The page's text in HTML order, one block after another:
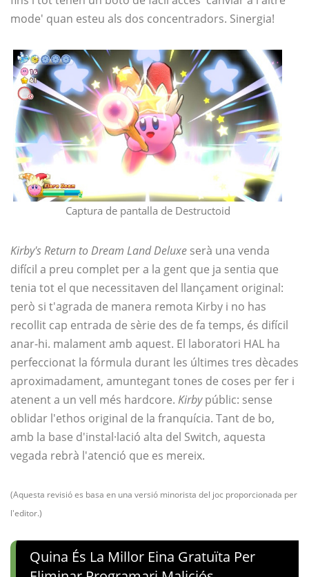
mode' quan esteu als dos concentradors. Sinergia!
Captura de pantalla de Destructoid
Kirby's Return to Dream Land Deluxe serà una venda
difícil a preu complet per a la gent que ja sentia que
tenia tot el que necessitaven del llançament original:
però si t'agrada de manera remota Kirby i no has
recollit cap entrada de sèrie des de fa temps, és difícil
anar-hi. malament amb aquest. El laboratori HAL ha
perfeccionat la fórmula durant les últimes tres dècades
aproximadament, amuntegant tones de coses per fer i
atenent a un vell més hardcore. Kirbypúblic: sense
oblidar l'ethos original de la franquícia. Tant de bo,
amb la base d'instal·lació alta del Switch, aquesta
vegada rebrà l'atenció que es mereix.
(Aquesta revisió es basa en una versió minorista del joc proporcionada per
l'editor.)
Quina És La Millor Eina Gratuïta Per